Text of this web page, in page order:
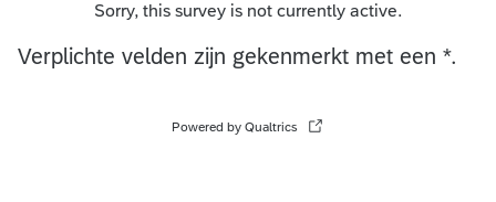
Sorry, this survey is not currently active.
Verplichte velden zijn gekenmerkt met een *.
Powered by Qualtrics